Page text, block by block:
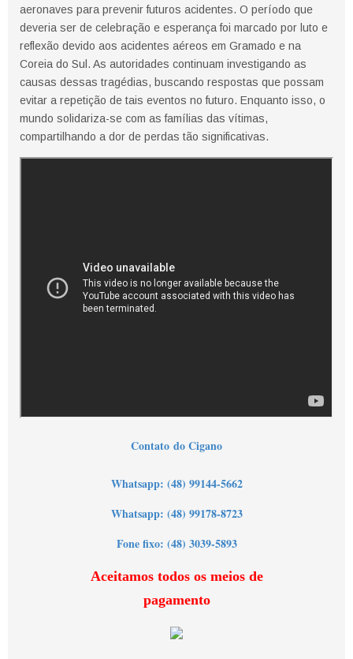
aeronaves para prevenir futuros acidentes. O período que
deveria ser de celebração e esperança foi marcado por luto e
reflexão devido aos acidentes aéreos em Gramado e na
Coreia do Sul. As autoridades continuam investigando as
causas dessas tragédias, buscando respostas que possam
evitar a repetição de tais eventos no futuro. Enquanto isso, o
mundo solidariza-se com as famílias das vítimas,
compartilhando a dor de perdas tão significativas.
Contato do Cigano
Whatsapp: (48) 99144-5662
Whatsapp: (48) 99178-8723
Fone fixo: (48) 3039-5893
Aceitamos todos os meios de
pagamento